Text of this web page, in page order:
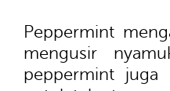
Peppermint
mengusir
peppermint juga